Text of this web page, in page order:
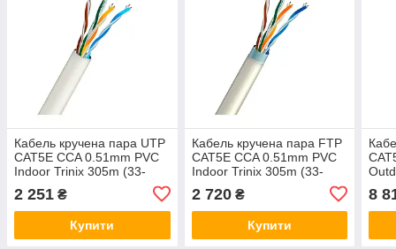
Кабель кручена пара UTP
CAT5E CCA 0.51mm PVC
Indoor Trinix 305m (33-
2 251 ₴
Купити
Кабель кручена пара FTP
CAT5E CCA 0.51mm PVC
Indoor Trinix 305m (33-
2 720₴
Купити
(33-
8